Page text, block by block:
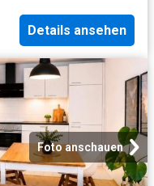
Details ansehen
Foto anschauen